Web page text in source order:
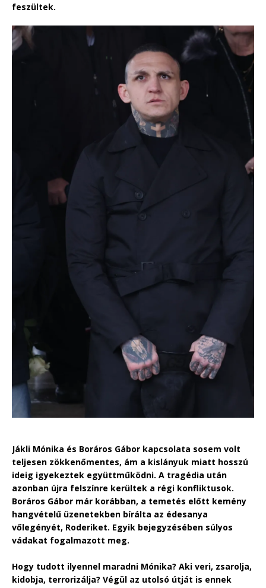
feszültek.
Jákli Mónika és Boráros Gábor kapcsolata sosem volt
teljesen zökkenőmentes, ám a kislányuk miatt hosszú
ideig igyekeztek együttműködni. A tragédia után
azonban újra felszínre kerültek a régi konfliktusok.
Boráros Gábor már korábban, a temetés előtt kemény
hangvételű üzenetekben bírálta az édesanya
vőlegényét, Roderiket. Egyik bejegyzésében súlyos
vádakat fogalmazott meg.
Hogy tudott ilyennel maradni Mónika? Aki veri, zsarolja,
kidobja, terrorizálja? Végül az utolsó útját is ennek